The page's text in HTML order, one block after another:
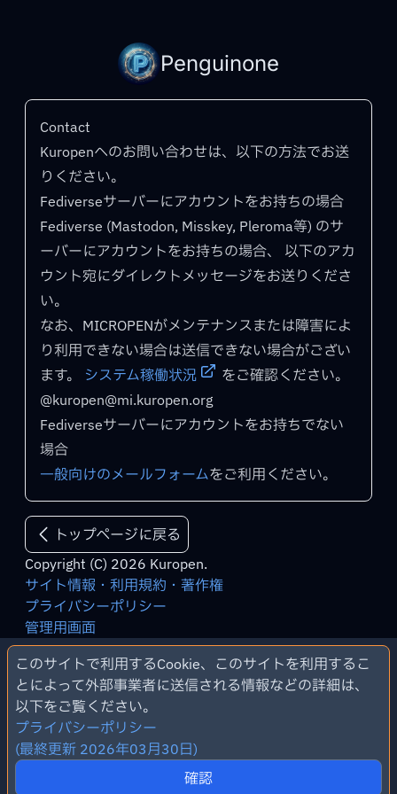
Penguinone
Contact
Kuropenへのお問い合わせは、以下の方法でお送
りください。
Fediverseサーバーにアカウントをお持ちの場合
Fediverse (Mastodon, Misskey, Pleroma等) のサ
ーバーにアカウントをお持ちの場合、 以下のアカ
ウント宛にダイレクトメッセージをお送りくださ
い。
なお、MICROPENがメンテナンスまたは障害によ
り利用できない場合は送信できない場合がござい
ます。 システム稼働状況
をご確認ください。
@kuropen@mi.kuropen.org
Fediverseサーバーにアカウントをお持ちでない
場合
一般向けのメールフォームをご利用ください。
トップページに戻る
Copyright (C) 2026 Kuropen.
サイト情報・利用規約・著作権
プライバシーポリシー
管理用画面
このサイトで利用するCookie、このサイトを利用するこ
とによって外部事業者に送信される情報などの詳細は、
以下をご覧ください。
プライバシーポリシー
(最終更新 2026年03月30日)
確認